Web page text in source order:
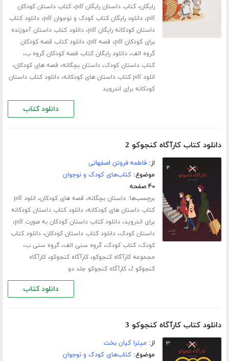
رایگان،کتاب داستان رایگان pdf ،کتاب داستان کودکان
pdf،دانلود رایگان کتاب کودک و نوجوان pdf ،دانلود کتاب
داستان کودکانه رایگان pdf
،دانلود کتاب داستان آموزنده
برای کودکان pdf
، قصه pdf ،دانلود کتاب قصه کودکان
گروه الف،دانلود رایگان کتاب قصه کودکان گروه ب،
کتاب داستان کودک،داستان بچگانه، قصه های کودکان،
انلود pdf کتاب داستان های کودکانه ،دانلود کتاب داستان
کودکانه برای اندروید
دانلود کتاب
دانلود کتاب کارآگاه کنجوکو 2
از:فاطمه فروتن اصفهانی
موضوع:کتاب‌های کودک و نوجوان
۴۰ صفحه
برچسب‌ها:داستان بچگانه، قصه های کودکان،
انلود pdf
کتاب داستان های کودکانه،دانلود کتاب داستان کودکانه
برای اندروید،دانلود کتاب داستان کودکان به صورت pdf ،
داستان کودک،دانلود کتاب داستان کودکان،دانلود کتاب
کودک،کتاب کودک،گروه سنی الف،گروه سنی ب،
مجموعه کارآگاه کنجوکو،کارآگاه کنجوکو،کارآگاه
کنجوکو 2 ،کارآگاه کنجوکو جلد دو
دانلود کتاب
دانلود کتاب کارآگاه کنجوکو 3
از: میترا کیان بخت
موضوع:کتاب‌های کودک و نوجوان